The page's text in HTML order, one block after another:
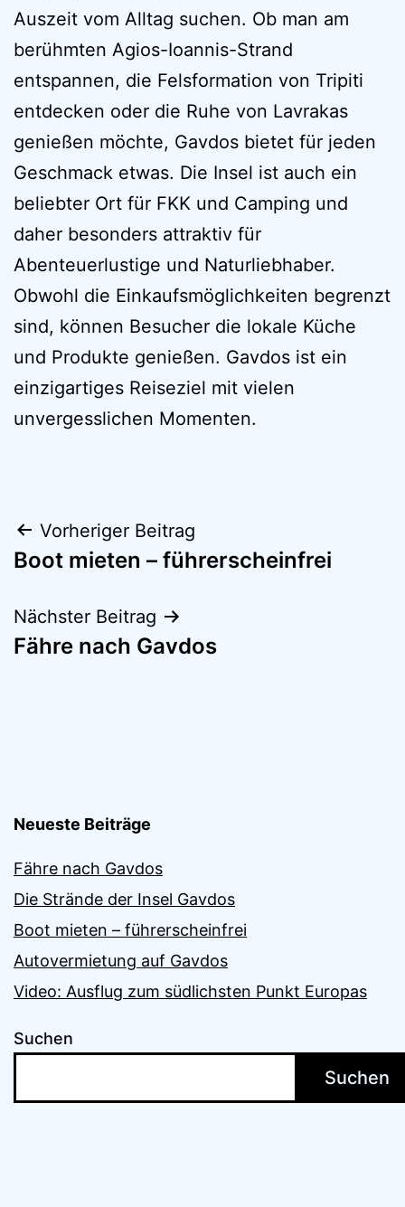
Auszeit vom Alltag suchen. Ob man am
berühmten Agios-Ioannis-Strand
entspannen, die Felsformation von Tripiti
entdecken oder die Ruhe von Lavrakas
genießen möchte, Gavdos bietet für jeden
Geschmack etwas. Die Insel ist auch ein
beliebter Ort für FKK und Camping und
daher besonders attraktiv für
Abenteuerlustige und Naturliebhaber.
Obwohl die Einkaufsmöglichkeiten begrenzt
sind, können Besucher die lokale Küche
und Produkte genießen. Gavdos ist ein
einzigartiges Reiseziel mit vielen
unvergesslichen Momenten.
Beitragsnavigation
Vorheriger Beitrag
Boot mieten – führerscheinfrei
Nächster Beitrag
Fähre nach Gavdos
Neueste Beiträge
Fähre nach Gavdos
Die Strände der Insel Gavdos
Boot mieten – führerscheinfrei
Autovermietung auf Gavdos
Video: Ausflug zum südlichsten Punkt Europas
Suchen
Suchen